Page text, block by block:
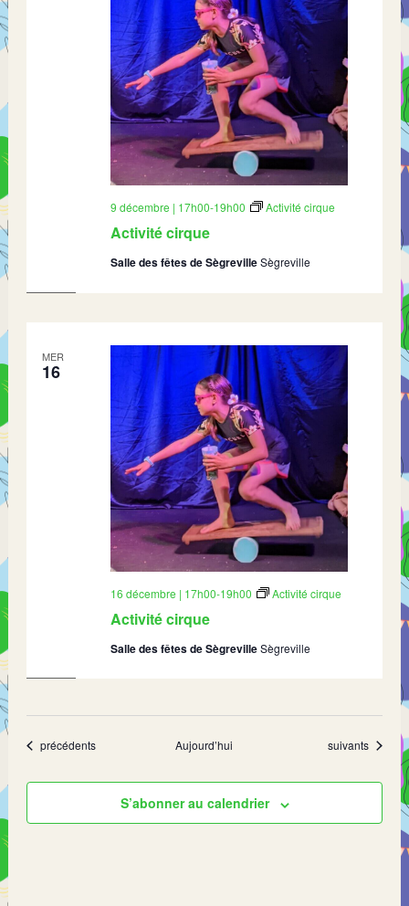
Activité cirque
9 décembre | 17h00-19h00 Activité cirque
Salle des fêtes de SègrevilleSègreville
MER
16
Activité cirque
16 décembre | 17h00-19h00 Activité cirque
Salle des fêtes de SègrevilleSègreville
Évènements
précédents Aujourd’hui Évènements
suivants
S’abonner au calendrier